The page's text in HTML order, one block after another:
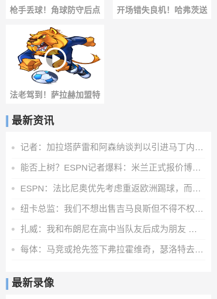
枪手丢球！角球防守后点
漏人，里克尔梅无人盯防
抽射破门！
开场错失良机！哈弗茨送
法老驾到！萨拉赫加盟特
拉布宗！引爆土耳其足
最新资讯
记者：加拉塔萨雷和阿森纳谈判以引进马丁内利，球员合同明夏到期
能否上树？ESPN记者爆料：米兰正式报价博卡青年中场帕雷德斯
ESPN：法比尼奥优先考虑重返欧洲踢球，而不是回到祖国巴西
纽卡总监：我们不想出售吉马良斯但不得不权衡，他明确说出了意愿
扎威：我和布朗尼在高中当队友后成为朋友 很兴奋能再次并肩作战
每体：马竞或抢先签下弗拉霍维奇，瑟洛特去留成关键变量
最新录像